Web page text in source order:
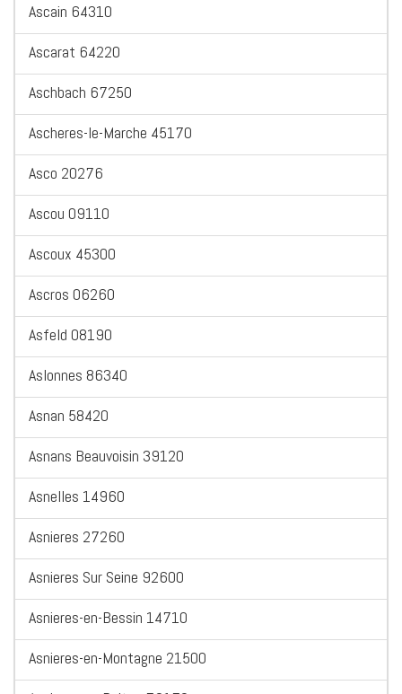
Ascain 64310
Ascarat 64220
Aschbach 67250
Ascheres-le-Marche 45170
Asco 20276
Ascou 09110
Ascoux 45300
Ascros 06260
Asfeld 08190
Aslonnes 86340
Asnan 58420
Asnans Beauvoisin 39120
Asnelles 14960
Asnieres 27260
Asnieres Sur Seine 92600
Asnieres-en-Bessin 14710
Asnieres-en-Montagne 21500